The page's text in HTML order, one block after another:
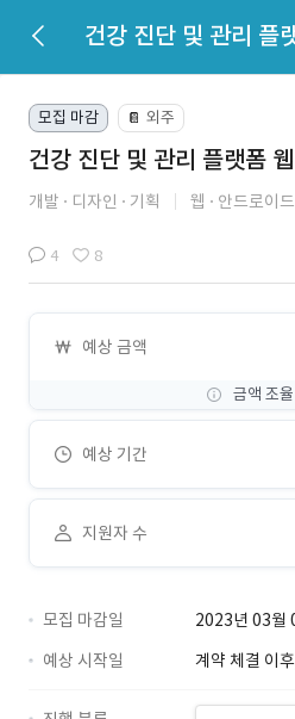
건강 진단 및 관리 플
모집 마감 📔 외주
건강 진단 및 관리 플랫폼
개발 디자인 기획 웹 안드로이드
4 8
예상 금액
금액 조
예상 기간
지원자 수
모집 마감일
2023년 03월
예상 시작일
계약 체결 이